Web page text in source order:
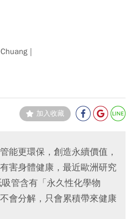
|
加入收藏
能更環保，創造永續價值，
害身體健康，最近歐洲研究
管含有「永久性化學物
會分解，只會累積帶來健康